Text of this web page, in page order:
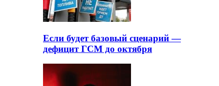
Если будет базовый сценарий —
дефицит ГСМ до октября